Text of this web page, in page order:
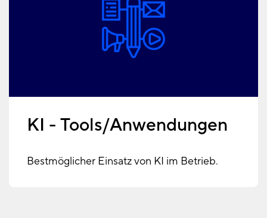
KI - Tools/Anwendungen
Bestmöglicher Einsatz von KI im Betrieb.